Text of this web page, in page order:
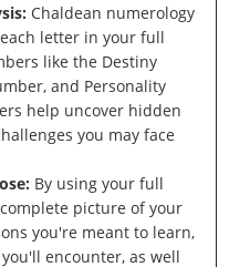
Chaldean numerology
letter in your full
like the Destiny
and Personality
help uncover hidden
you may face
By using your full
picture of your
you're meant to learn,
encounter, as well